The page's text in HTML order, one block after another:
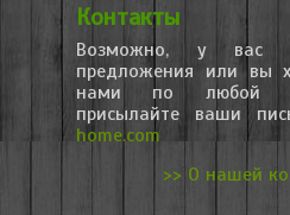
Контакты
Возможно, у вас
предложения или вы
нами по любой
присылайте ваши
home.com
>> О нашей